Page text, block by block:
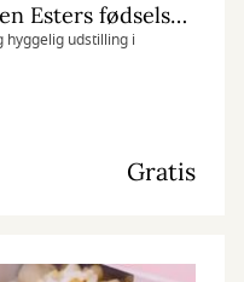
Kom med til kornblomsten Esters fødselsdag
hyggelig udstilling i
Gratis